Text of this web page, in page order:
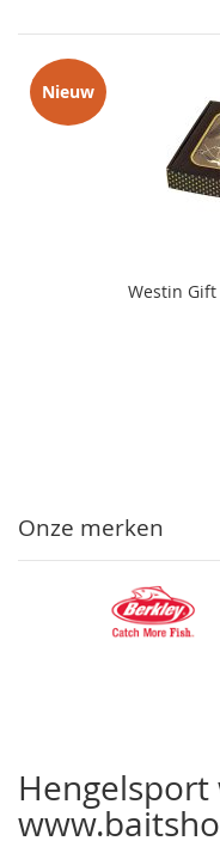
Nieuw
Westin
Onze merken